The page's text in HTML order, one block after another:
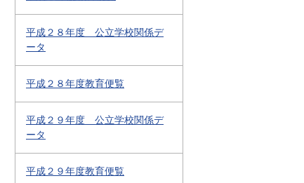
平成２８年度 公立学校関係デ
ータ
平成２８年度教育便覧
平成２９年度 公立学校関係デ
ータ
平成２９年度教育便覧